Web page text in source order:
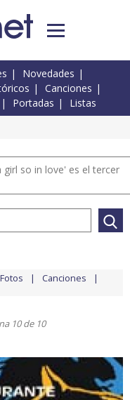
Novedades
Canciones
Portadas Listas
so in love' es el tercer
Fotos Canciones
10 de 10